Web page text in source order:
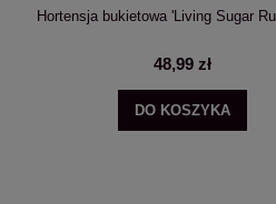
Hortensja bukietowa 'Living Sugar
48,99 zł
DO KOSZYKA